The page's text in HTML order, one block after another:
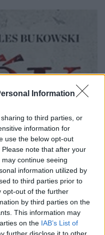
Information
to third parties, or
information for
use the below opt-out
note that after your
continue seeing
information utilized by
to third parties prior to
opt-out of the further
by third parties on the
This information may
on the IAB’s List of
further disclose it to other